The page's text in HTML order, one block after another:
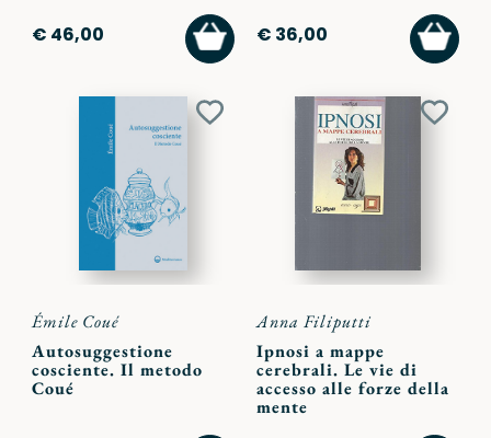
€ 46,00
AGGIUNGI
AL
CARRELLO
€ 36,00
AL
Aggiungi
Émile Coué
Autosuggestione
cosciente. Il metodo
Coué
Anna Filiputti
Ipnosi a mappe
cerebrali. Le vie di
accesso alle forze della
mente